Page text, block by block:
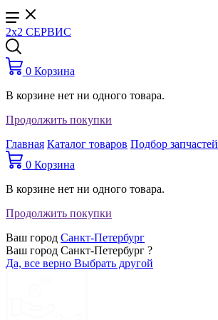
2x2 СЕРВИС
0 Корзина
В корзине нет ни одного товара.
Продолжить покупки
Главная Каталог товаров Подбор запчастей
0 Корзина
В корзине нет ни одного товара.
Продолжить покупки
Ваш город Санкт-Петербург
Ваш город Санкт-Петербург ?
Да, все верно Выбрать другой